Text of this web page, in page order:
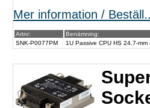
Mer information /
Artnr:
Benämning:
SNK-P0077PM
1U Passive CPU HS 24.7-